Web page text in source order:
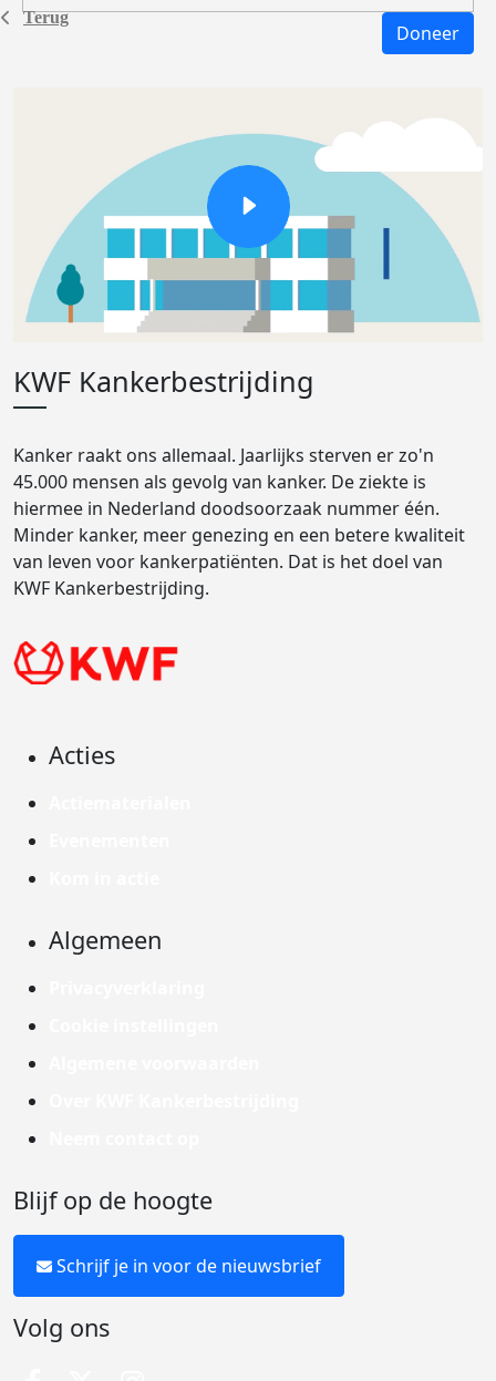
Terug
Doneer
KWF Kankerbestrijding
Kanker raakt ons allemaal. Jaarlijks sterven er zo'n
45.000 mensen als gevolg van kanker. De ziekte is
hiermee in Nederland doodsoorzaak nummer één.
Minder kanker, meer genezing en een betere kwaliteit
van leven voor kankerpatiënten. Dat is het doel van
KWF Kankerbestrijding.
Acties
Algemeen
Blijf op de hoogte
Schrijf je in voor de nieuwsbrief
Volg ons